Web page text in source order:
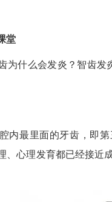
堂
为什么会发炎？智齿
内最里面的牙齿，即
、心理发育都已经接近